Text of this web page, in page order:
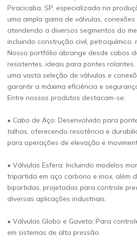
Piracicaba, SP, especializada na
uma ampla gama de válvulas,
atendendo a diversos segmentos do
incluindo construção civil, petroquímico,
Nosso portfólio abrange desde cabos
resistentes, ideais para pontes
uma vasta seleção de válvulas e
garantir a máxima eficiência e
Entre nossos produtos destacam-se:
• Cabo de Aço: Desenvolvido para
talhas, oferecendo resistência e
para operações de elevação e
• Válvulas Esfera: Incluindo modelos
tripartida em aço carbono e inox, além
bipartidas, projetadas para controle
diversas aplicações industriais.
• Válvulas Globo e Gaveta: Para
em sistemas de alta pressão.